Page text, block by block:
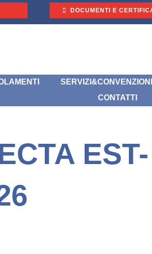
DOCUMENTI E
SERVIZI&CONVENZIONI
CONTATTI
EST-